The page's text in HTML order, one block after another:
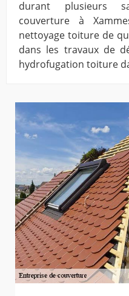
durant plusieurs
couverture à
nettoyage toiture de
dans les travaux de
hydrofugation toiture